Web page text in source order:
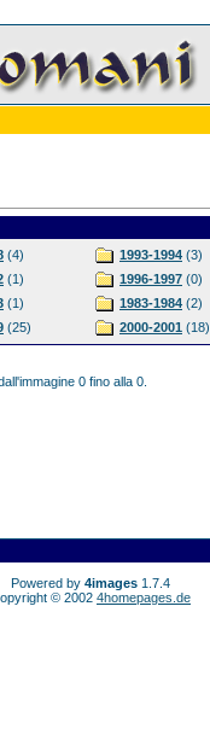
(4)
(1)
(1)
(25)
1993-1994 (3)
1996-1997 (0)
1983-1984 (2)
2000-2001 (18)
0 fino alla 0.
Powered by 4images 1.7.4
© 2002 4homepages.de